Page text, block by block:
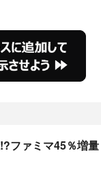
ファミマ45％増量